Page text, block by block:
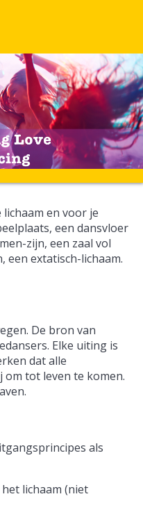
en voor je
een dansvloer
zijn, een zaal vol
een extatisch-lichaam.
De bron van
Elke uiting is
dat alle
om tot leven te komen.
als
lichaam (niet